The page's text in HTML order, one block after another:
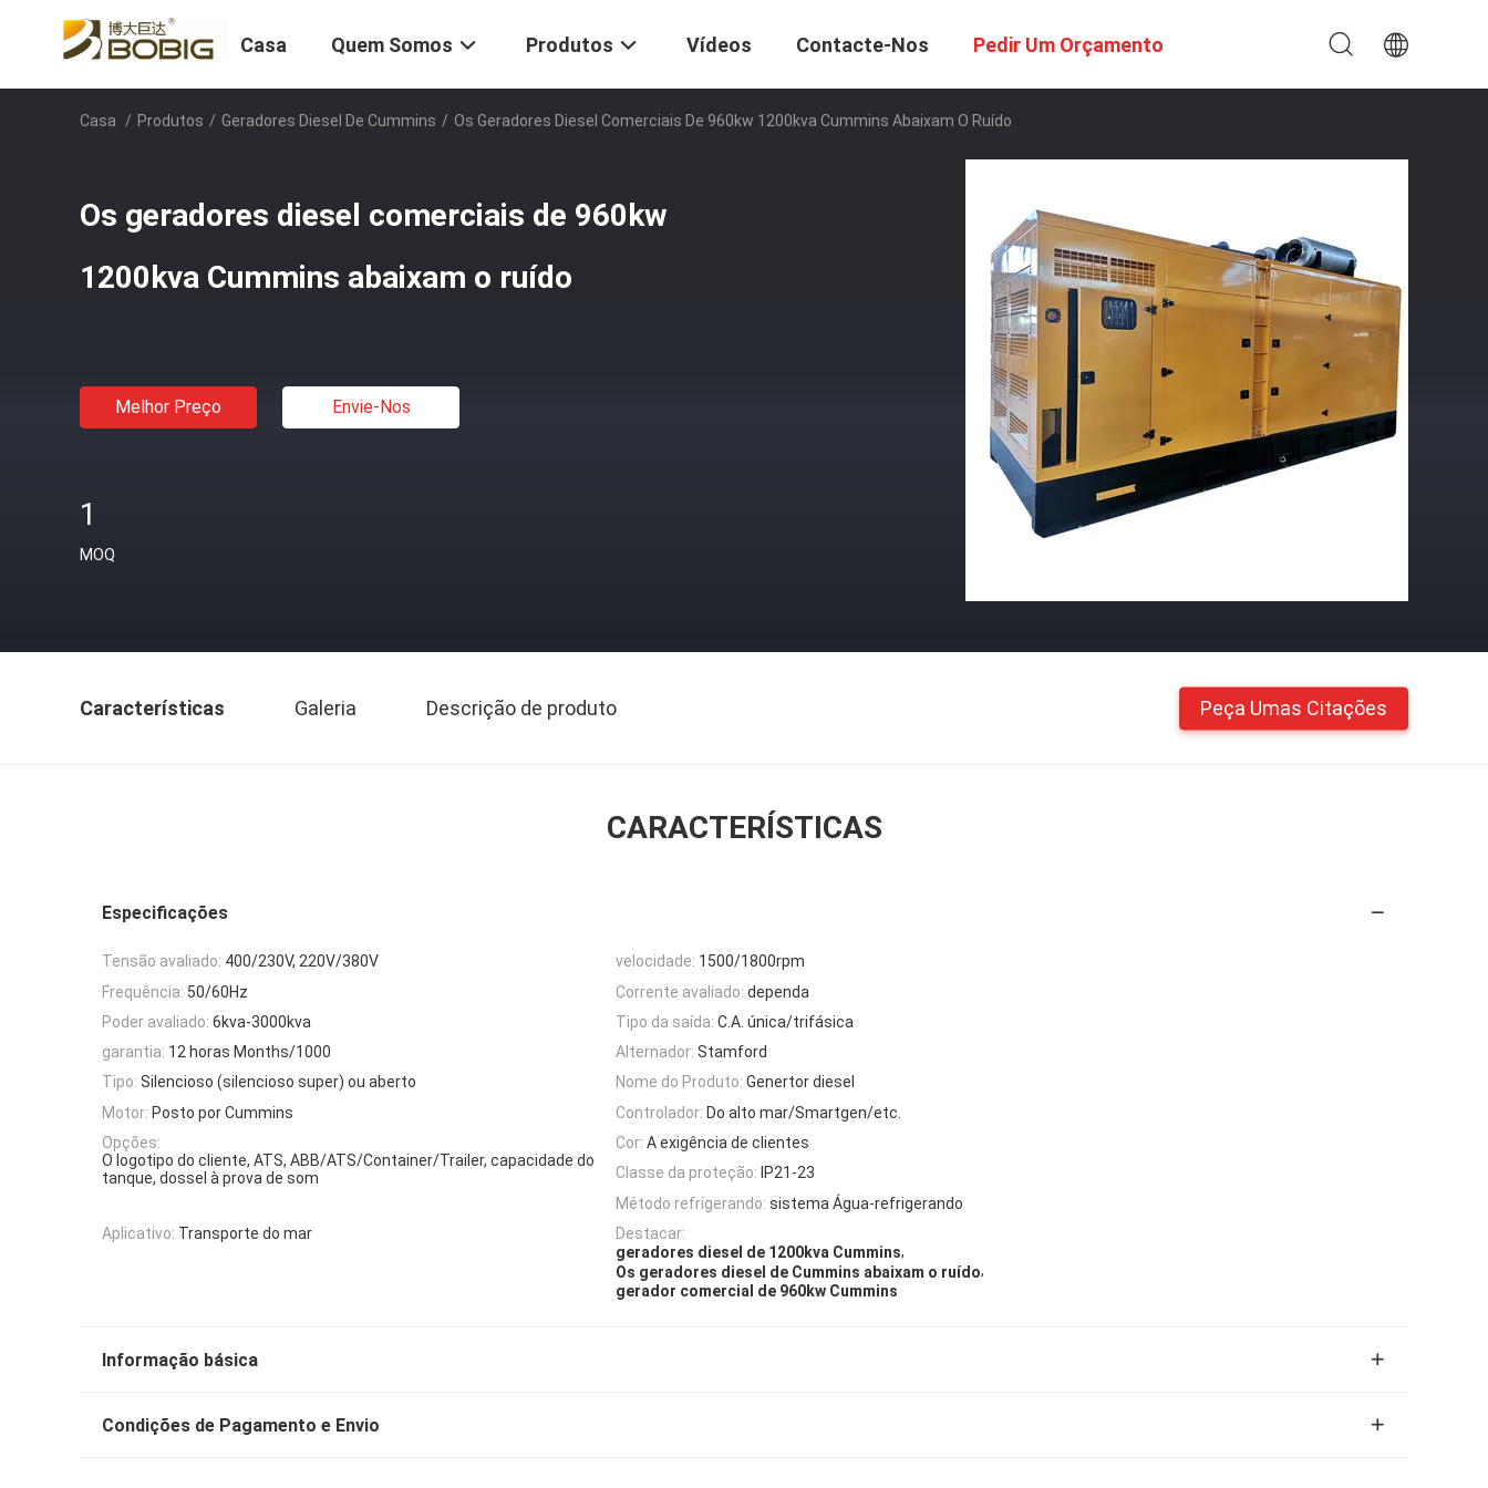
Casa Quem Somos Produtos Vídeos Contacte-Nos Pedir Um Orçamento
Casa / Produtos / Geradores Diesel De Cummins / Os Geradores Diesel Comerciais De 960kw 1200kva Cummins Abaixam O Ruído
Os geradores diesel comerciais de 960kw
1200kva Cummins abaixam o ruído
Melhor Preço Envie-Nos
1
MOQ
Características Galeria Descrição de produto Peça Umas Citações
CARACTERÍSTICAS
Especificações
Tensão avaliado: 400/230V, 220V/380V velocidade: 1500/1800rpm
Frequência: 50/60Hz Corrente avaliado: dependa
Poder avaliado: 6kva-3000kva Tipo da saída: C.A. única/trifásica
garantia: 12 horas Months/1000 Alternador: Stamford
Tipo: Silencioso (silencioso super) ou aberto Nome do Produto: Genertor diesel
Motor: Posto por Cummins Controlador: Do alto mar/Smartgen/etc.
Opções:
O logotipo do cliente, ATS, ABB/ATS/Container/Trailer, capacidade do
tanque, dossel à prova de som
Cor: A exigência de clientes
Classe da proteção: IP21-23
Método refrigerando: sistema Água-refrigerando
Aplicativo: Transporte do mar
Destacar:
geradores diesel de 1200kva Cummins,
Os geradores diesel de Cummins abaixam o ruído,
gerador comercial de 960kw Cummins
Informação básica
Condições de Pagamento e Envio